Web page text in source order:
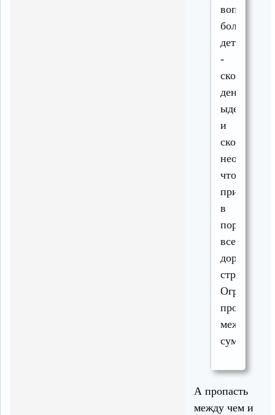
вопрос
более
детально
-
сколько
денег
ыделяется,
и
сколько
чтобы
привести
в
порядок
все
дороги
страны.
Огромная
пропасть
между
суммами!
А пропасть
между чем и